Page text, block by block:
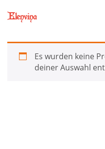
SONSTIGE
Elenvina
Es wurden keine
deiner Auswahl